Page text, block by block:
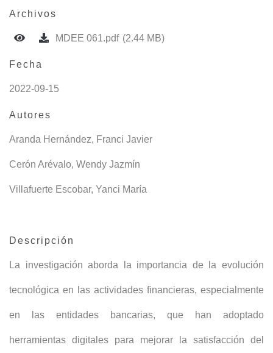
Archivos
MDEE 061.pdf (2.44 MB)
Fecha
2022-09-15
Autores
Aranda Hernández, Franci Javier
Cerón Arévalo, Wendy Jazmín
Villafuerte Escobar, Yanci María
Descripción
La investigación aborda la importancia de la evolución
tecnológica en las actividades financieras, especialmente
en las entidades bancarias, que han adoptado
herramientas digitales para mejorar la satisfacción del